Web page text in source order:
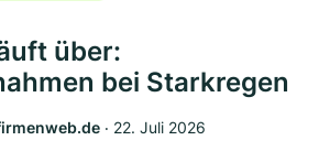
über:
bei Starkregen
‧ 22. Juli 2026